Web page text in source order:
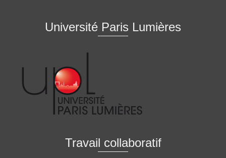
Université Paris Lumières
Travail collaboratif